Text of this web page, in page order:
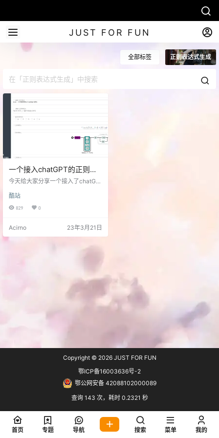
JUST FOR FUN
全部标签 正则表达式生成
一个接入chatGPT的正则表
达式可视化生成工具网站-
今天给大家分享一个接入了chatGP
的帮助大家生成需要的正则表达
式。 地址：https://wangwl.net/sta
成工具，可以语义化的 生成正则、
分析、测试正则语法及内容匹配，
酷站
829 0
Acirno 23年3月21日
Copyright © 2026JUST FOR FUN
鄂ICP备16003636号-2
鄂公网安备 42088102000089
查询 143 次，耗时 0.2321 秒
首页 专题 导航 搜索 菜单 我的